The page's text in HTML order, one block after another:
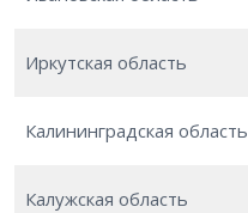
Иркутская область
Калининградская область
Калужская область